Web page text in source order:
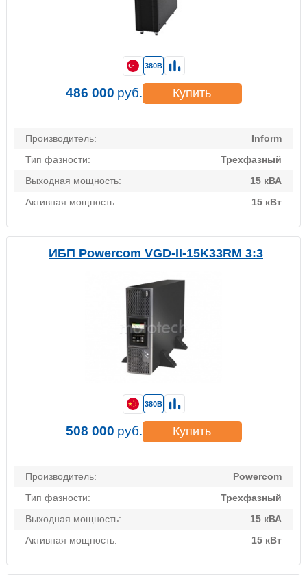
Производитель:
Inform
Тип фазности:
Трехфазный
Выходная мощность:
15 кВА
Активная мощность:
15 кВт
380В
486 000 руб. Купить
ИБП Powercom VGD-II-15K33RM 3:3
Производитель:
Powercom
Тип фазности:
Трехфазный
Выходная мощность:
15 кВА
Активная мощность:
15 кВт
380В
508 000 руб. Купить